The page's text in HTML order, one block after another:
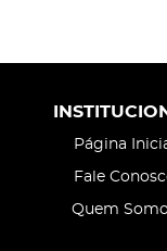
Página
Fale
Quem